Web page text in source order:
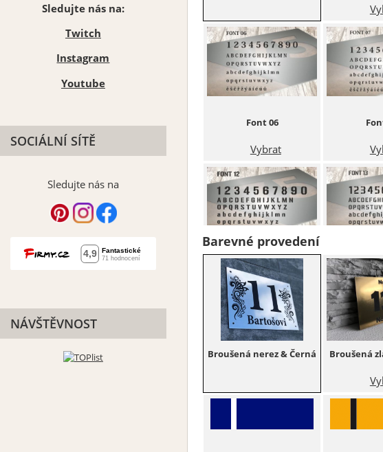
Font 06
Vybrat
Font 12
Vybrat
Barevné provedení
Broušená nerez & Černá Broušená
Sledujte nás na:
Twitch
Instagram
Youtube
SOCIÁLNÍ SÍTĚ
Sledujte nás na
NÁVŠTĚVNOST